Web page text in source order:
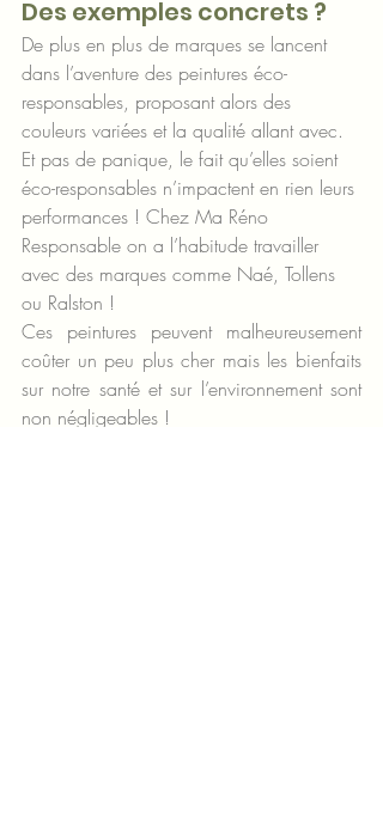
Des exemples concrets ?
De plus en plus de marques se lancent
dans l’aventure des peintures éco-
responsables, proposant alors des
couleurs variées et la qualité allant avec.
Et pas de panique, le fait qu’elles soient
éco-responsables n’impactent en rien leurs
performances ! Chez Ma Réno
Responsable on a l’habitude travailler
avec des marques comme Naé, Tollens
ou Ralston !
Ces peintures peuvent malheureusement
coûter un peu plus cher mais les bienfaits
sur notre santé et sur l’environnement sont
non négligeables !